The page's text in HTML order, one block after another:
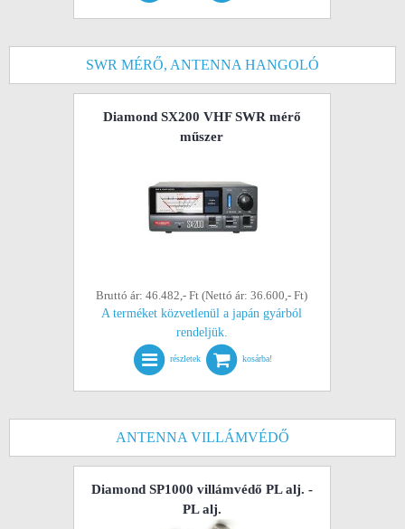
SWR MÉRŐ, ANTENNA HANGOLÓ
Diamond SX200 VHF SWR mérő
műszer
Bruttó ár: 46.482,- Ft (Nettó ár: 36.600,- Ft)
A terméket közvetlenül a japán gyárból
rendeljük.
részletek kosárba!
ANTENNA VILLÁMVÉDŐ
Diamond SP1000 villámvédő PL alj. -
PL alj.